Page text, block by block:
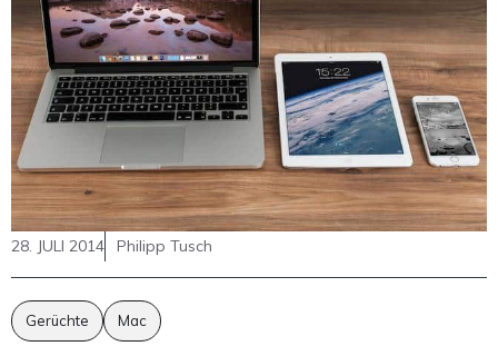
28. JULI 2014 Philipp Tusch
Gerüchte Mac